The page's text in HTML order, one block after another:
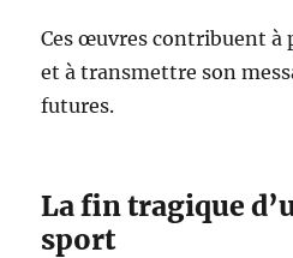
Ces œuvres contribuent à
et à transmettre son
futures.
La fin tragique
sport